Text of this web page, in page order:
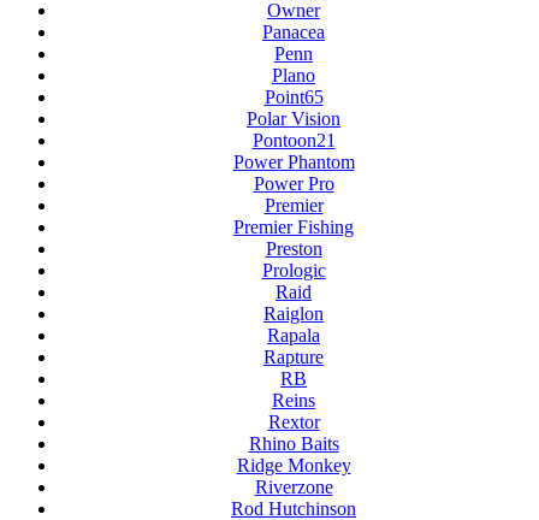
Owner
Panacea
Penn
Plano
Point65
Polar Vision
Pontoon21
Power Phantom
Power Pro
Premier
Premier Fishing
Preston
Prologic
Raid
Raiglon
Rapala
Rapture
RB
Reins
Rextor
Rhino Baits
Ridge Monkey
Riverzone
Rod Hutchinson